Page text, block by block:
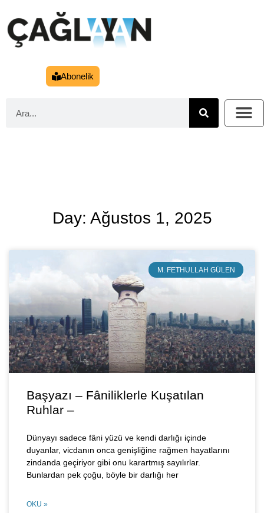
Abonelik
Day: Ağustos 1, 2025
M. FETHULLAH GÜLEN
Başyazı – Fâniliklerle Kuşatılan
Ruhlar –
Dünyayı sadece fâni yüzü ve kendi darlığı içinde
duyanlar, vicdanın onca genişliğine rağmen hayatlarını
zindanda geçiriyor gibi onu karartmış sayılırlar.
Bunlardan pek çoğu, böyle bir darlığı her
OKU »